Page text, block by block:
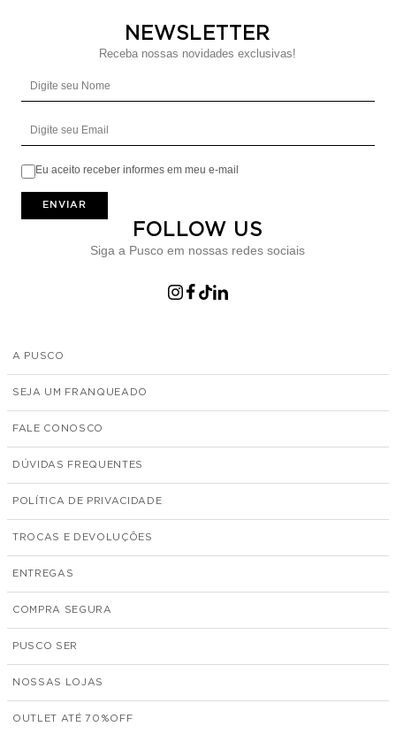
NEWSLETTER
Receba nossas novidades exclusivas!
Eu aceito receber informes em meu e-mail
ENVIAR
FOLLOW US
Siga a Pusco em nossas redes sociais
A PUSCO
SEJA UM FRANQUEADO
FALE CONOSCO
DÚVIDAS FREQUENTES
POLÍTICA DE PRIVACIDADE
TROCAS E DEVOLUÇÕES
ENTREGAS
COMPRA SEGURA
PUSCO SER
NOSSAS LOJAS
OUTLET ATÉ 70%